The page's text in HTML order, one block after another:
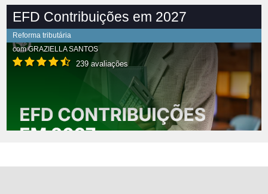
EFD Contribuições em 2027
Reforma tributária
comGRAZIELLA SANTOS
239 avaliações